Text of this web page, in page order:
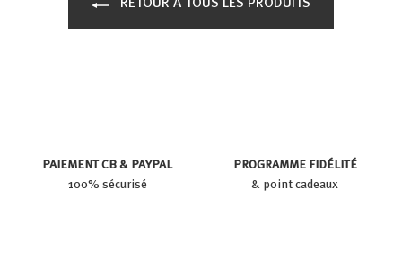
PAIEMENT CB & PAYPAL
100% sécurisé
PROGRAMME FIDÉLITÉ
& point cadeaux